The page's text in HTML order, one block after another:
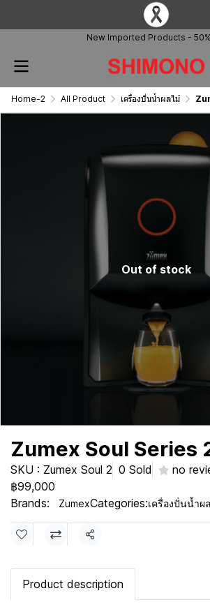
New Imported Products -
Home-2 All Product เครื่องปั่นน้ำผลไม้
Out of stock
Zumex Soul Series
SKU : Zumex Soul 2 0 Sold
no
฿99,000
Brands:
ZumexCategories:เครื่องปั่นน้ำผ
Share
Product description